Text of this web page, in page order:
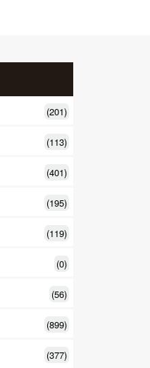
(201)
(113)
(401)
(195)
(119)
(0)
(56)
(899)
(377)